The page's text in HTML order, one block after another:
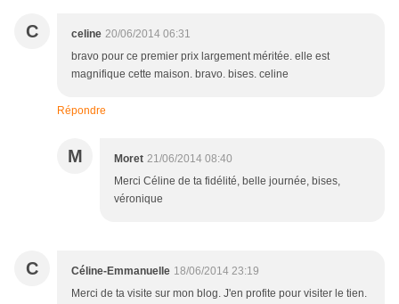
C celine 20/06/2014 06:31
bravo pour ce premier prix largement méritée. elle est
magnifique cette maison. bravo. bises. celine
Répondre
M Moret 21/06/2014 08:40
Merci Céline de ta fidélité, belle journée, bises,
véronique
C Céline-Emmanuelle 18/06/2014 23:19
Merci de ta visite sur mon blog. J'en profite pour visiter le tien.